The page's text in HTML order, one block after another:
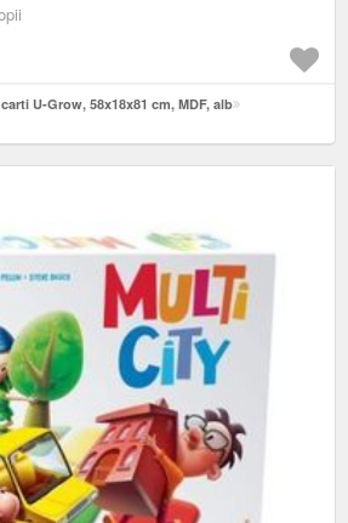
U-Grow, 58x18x81 cm, MDF, alb